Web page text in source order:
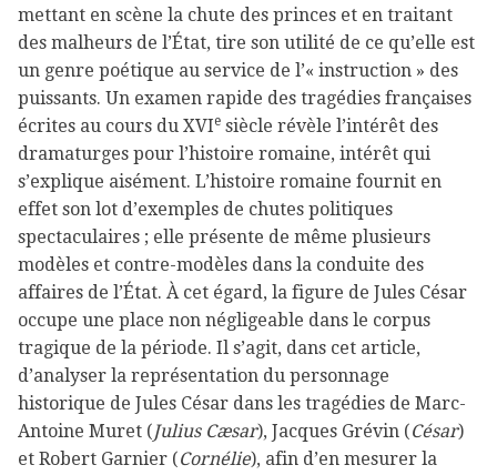
mettant en scène la chute des princes et en traitant
des malheurs de l’État, tire son utilité de ce qu’elle est
un genre poétique au service de l’« instruction » des
puissants. Un examen rapide des tragédies françaises
écrites au cours du XVIe siècle révèle l’intérêt des
dramaturges pour l’histoire romaine, intérêt qui
s’explique aisément. L’histoire romaine fournit en
effet son lot d’exemples de chutes politiques
spectaculaires ; elle présente de même plusieurs
modèles et contre-modèles dans la conduite des
affaires de l’État. À cet égard, la figure de Jules César
occupe une place non négligeable dans le corpus
tragique de la période. Il s’agit, dans cet article,
d’analyser la représentation du personnage
historique de Jules César dans les tragédies de Marc-
Antoine Muret (Julius Cæsar), Jacques Grévin (César)
et Robert Garnier (Cornélie), afin d’en mesurer la